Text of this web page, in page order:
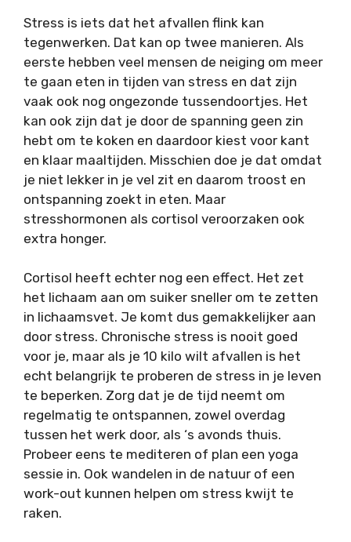
Stress is iets dat het afvallen flink kan
tegenwerken. Dat kan op twee manieren. Als
eerste hebben veel mensen de neiging om meer
te gaan eten in tijden van stress en dat zijn
vaak ook nog ongezonde tussendoortjes. Het
kan ook zijn dat je door de spanning geen zin
hebt om te koken en daardoor kiest voor kant
en klaar maaltijden. Misschien doe je dat omdat
je niet lekker in je vel zit en daarom troost en
ontspanning zoekt in eten. Maar
stresshormonen als cortisol veroorzaken ook
extra honger.
Cortisol heeft echter nog een effect. Het zet
het lichaam aan om suiker sneller om te zetten
in lichaamsvet. Je komt dus gemakkelijker aan
door stress. Chronische stress is nooit goed
voor je, maar als je 10 kilo wilt afvallen is het
echt belangrijk te proberen de stress in je leven
te beperken. Zorg dat je de tijd neemt om
regelmatig te ontspannen, zowel overdag
tussen het werk door, als ‘s avonds thuis.
Probeer eens te mediteren of plan een yoga
sessie in. Ook wandelen in de natuur of een
work-out kunnen helpen om stress kwijt te
raken.